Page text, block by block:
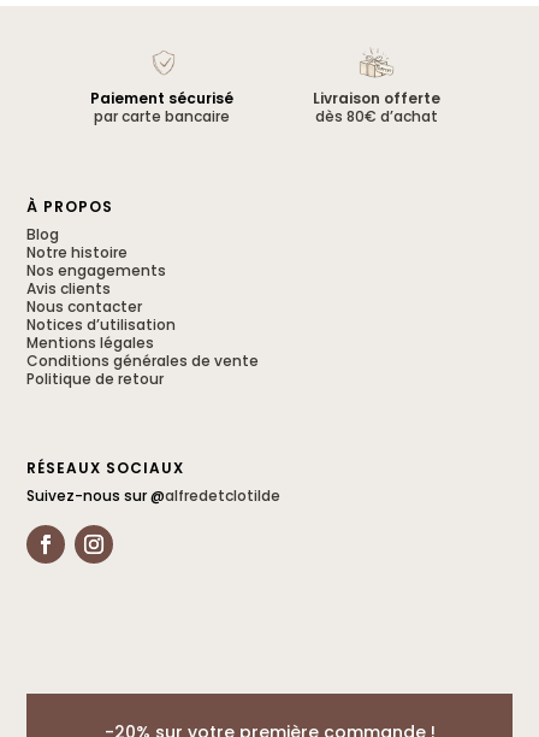
Paiement sécurisé
par carte bancaire
Livraison offerte
dès 80€ d’achat
À PROPOS
Blog
Notre histoire
Nos engagements
Avis clients
Nous contacter
Notices d’utilisation
Mentions légales
Conditions générales de vente
Politique de retour
RÉSEAUX SOCIAUX
Suivez-nous sur @alfredetclotilde